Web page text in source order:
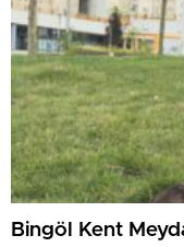
Bingöl Kent